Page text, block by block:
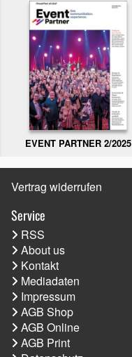
EVENT PARTNER 2/2025
Vertrag widerrufen
Service
RSS
About us
Kontakt
Mediadaten
Impressum
AGB Shop
AGB Online
AGB Print